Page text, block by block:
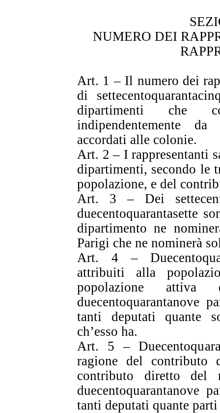
NUMERO DEI
Art. 1 – Il numero dei
di
dipartimenti che
indipendentemente
accordati alle colonie.
Art. 2 – I rappresentanti
dipartimenti, secondo le
popolazione, e del
Art. 3 – Dei
duecentoquarantasette
dipartimento ne
Parigi che ne nominerà
Art. 4 –
attribuiti alla
popolazione
duecentoquarantanove
tanti deputati quante
ch’esso ha.
Art. 5 –
ragione del contributo
contributo diretto del
duecentoquarantanove
tanti deputati quante